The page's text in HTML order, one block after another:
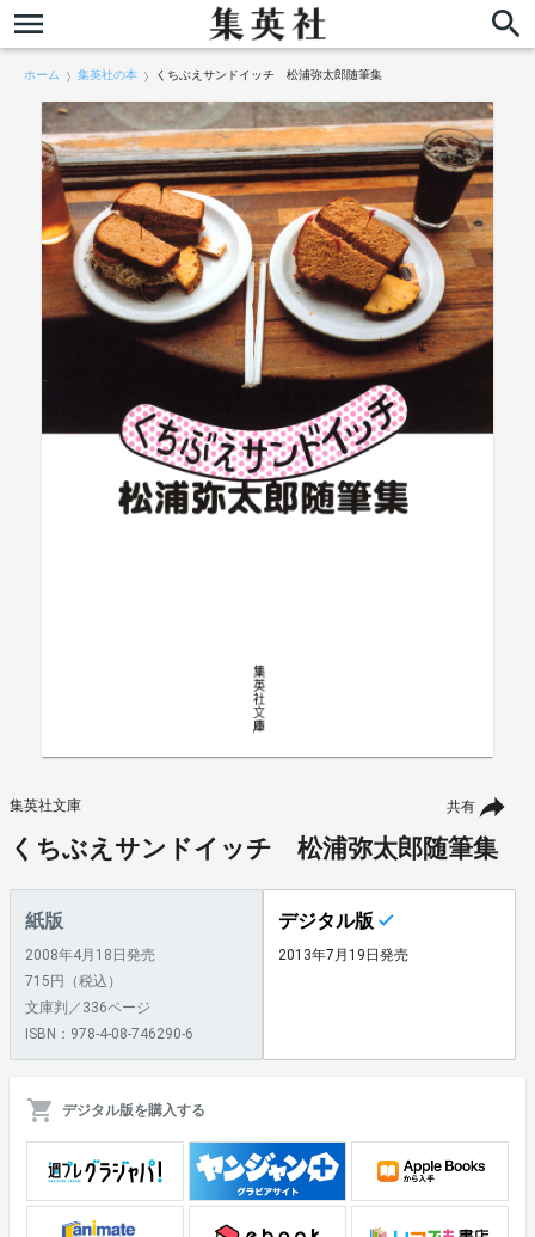
ホーム 集英社の本 くちぶえサンドイッチ 松浦弥太郎随筆集
共有
集英社文庫
くちぶえサンドイッチ 松浦弥太郎随筆集
紙版
2008年4月18日発売
715円（税込）
文庫判／336ページ
ISBN：978-4-08-746290-6
デジタル版
2013年7月19日発売
デジタル版を購入する